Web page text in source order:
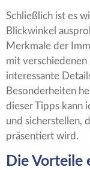
Schließlich ist es
Blickwinkel
Merkmale der
mit verschiedenen
interessante
Besonderheiten
dieser Tipps kann
und sicherstellen,
präsentiert wird.
Die Vorteile